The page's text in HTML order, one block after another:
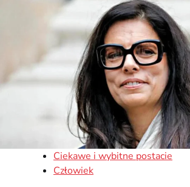
Ciekawe i wybitne postacie
Człowiek